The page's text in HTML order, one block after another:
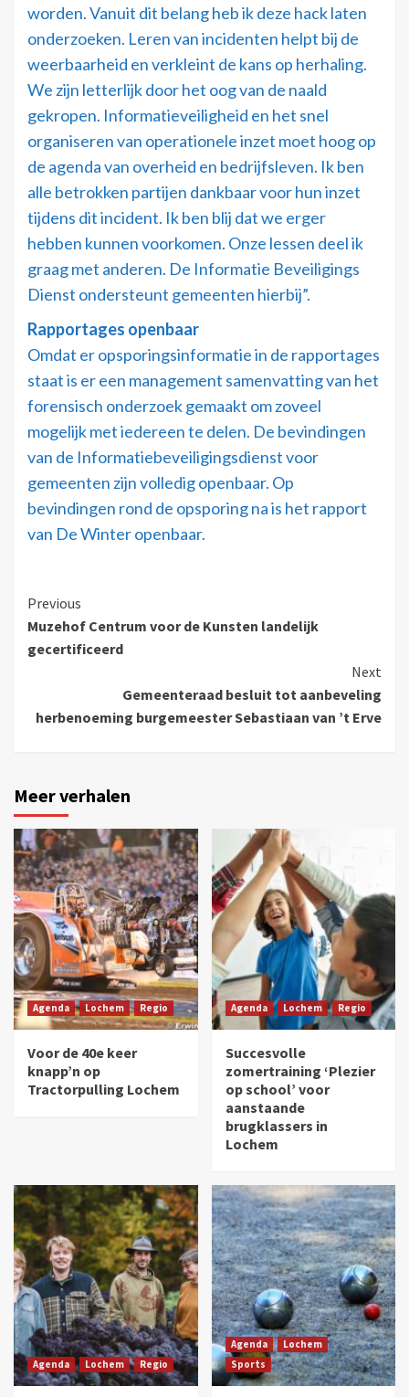
worden. Vanuit dit belang heb ik deze hack laten
onderzoeken. Leren van incidenten helpt bij de
weerbaarheid en verkleint de kans op herhaling.
We zijn letterlijk door het oog van de naald
gekropen. Informatieveiligheid en het snel
organiseren van operationele inzet moet hoog op
de agenda van overheid en bedrijfsleven. Ik ben
alle betrokken partijen dankbaar voor hun inzet
tijdens dit incident. Ik ben blij dat we erger
hebben kunnen voorkomen. Onze lessen deel ik
graag met anderen. De Informatie Beveiligings
Dienst ondersteunt gemeenten hierbij”.
Rapportages openbaar
Omdat er opsporingsinformatie in de rapportages
staat is er een management samenvatting van het
forensisch onderzoek gemaakt om zoveel
mogelijk met iedereen te delen. De bevindingen
van de Informatiebeveiligingsdienst voor
gemeenten zijn volledig openbaar. Op
bevindingen rond de opsporing na is het rapport
van De Winter openbaar.
Previous
Muzehof Centrum voor de Kunsten landelijk
gecertificeerd
Next
Gemeenteraad besluit tot aanbeveling
herbenoeming burgemeester Sebastiaan van ’t Erve
Meer verhalen
Agenda Lochem Regio
Voor de 40e keer
knapp’n op
Tractorpulling Lochem
Agenda Lochem Regio
Succesvolle
zomertraining ‘Plezier
op school’ voor
aanstaande
brugklassers in
Lochem
Agenda Lochem Regio
Agenda
Lochem
Sports